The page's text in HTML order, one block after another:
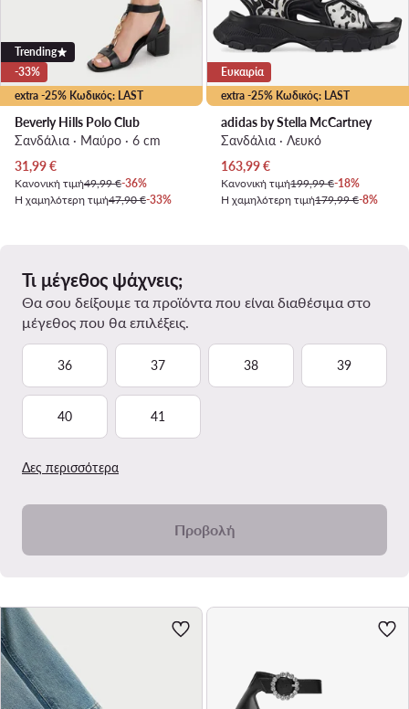
extra -25% Κωδικός: LAST
Trending
-33%
Beverly Hills Polo Club
Σανδάλια · Μαύρο · 6 cm
Τρέχουσα τιμή
31,99€
Κανονική τιμή49,99 €-36%
Η χαμηλότερη τιμή47,90 €-33%
extra -25% Κωδικός: LAST
Ευκαιρία
adidas by Stella McCartney
Σανδάλια · Λευκό
Τρέχουσα τιμή
163,99€
Κανονική τιμή199,99 €-18%
Η χαμηλότερη τιμή179,99 €-8%
Τι μέγεθος ψάχνεις;
Θα σου δείξουμε τα προϊόντα που είναι διαθέσιμα στο
μέγεθος που θα επιλέξεις.
36 37 38 39
40 41
Δες περισσότερα
Προβολή